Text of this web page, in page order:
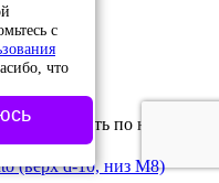
Сортировать по наличию:
с
что